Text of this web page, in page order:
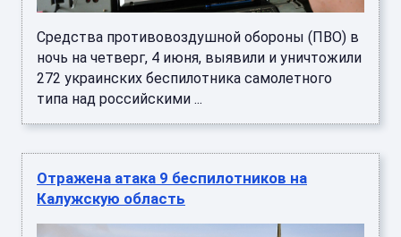
Средства противовоздушной обороны (ПВО) в
ночь на четверг, 4 июня, выявили и уничтожили
272 украинских беспилотника самолетного
типа над российскими ...
Отражена атака 9 беспилотников на
Калужскую область